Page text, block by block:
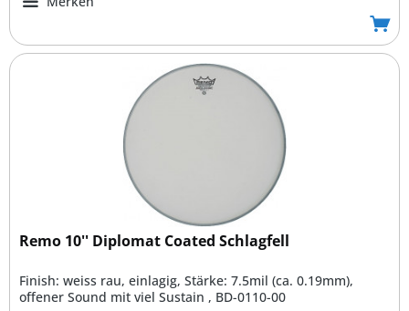
Remo 10'' Diplomat Coated Schlagfell
Finish: weiss rau, einlagig, Stärke: 7.5mil (ca. 0.19mm),
offener Sound mit viel Sustain , BD-0110-00